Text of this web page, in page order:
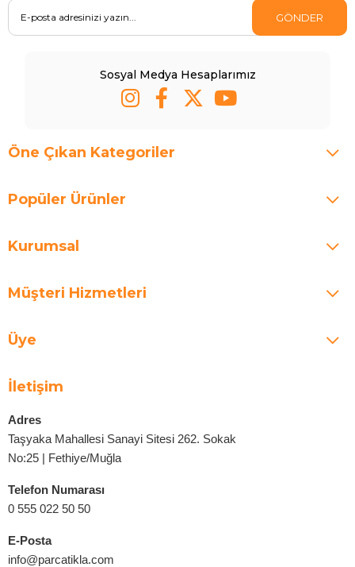
GÖNDER
Sosyal Medya Hesaplarımız
Öne Çıkan Kategoriler
Popüler Ürünler
Kurumsal
Müşteri Hizmetleri
Üye
İletişim
Adres
Taşyaka Mahallesi Sanayi Sitesi 262. Sokak
No:25 | Fethiye/Muğla
Telefon Numarası
0 555 022 50 50
E-Posta
info@parcatikla.com